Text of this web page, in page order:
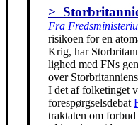
>
Fra
risikoen for en
Krig, har
lighed med FNs
over
I det af folketinget
forespørgselsdebat
traktaten om